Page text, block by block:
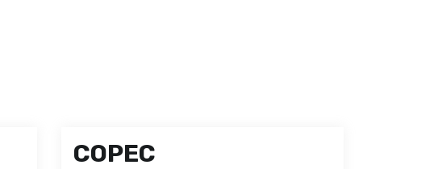
COPEC